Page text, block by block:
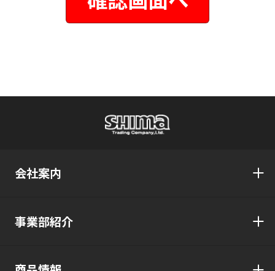
会社案内
事業部紹介